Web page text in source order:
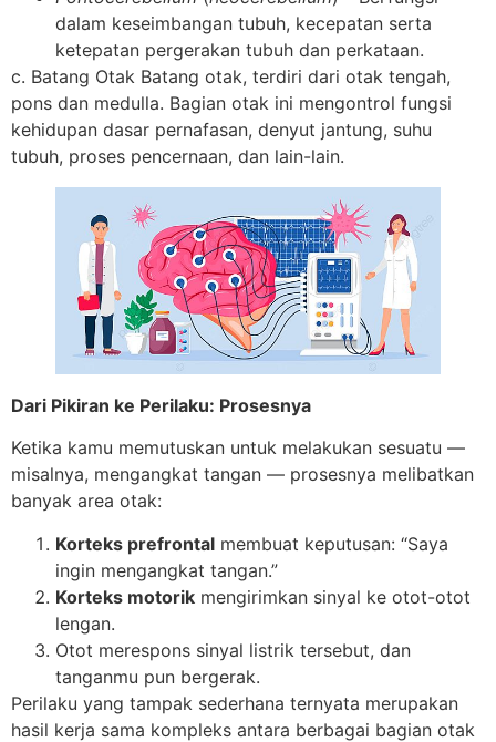
dalam keseimbangan tubuh, kecepatan serta
ketepatan pergerakan tubuh dan perkataan.
c. Batang Otak Batang otak, terdiri dari otak tengah,
pons dan medulla. Bagian otak ini mengontrol fungsi
kehidupan dasar pernafasan, denyut jantung, suhu
tubuh, proses pencernaan, dan lain-lain.
Dari Pikiran ke Perilaku: Prosesnya
Ketika kamu memutuskan untuk melakukan sesuatu —
misalnya, mengangkat tangan — prosesnya melibatkan
banyak area otak:
Korteks prefrontal membuat keputusan: “Saya
ingin mengangkat tangan.”
Korteks motorik mengirimkan sinyal ke otot-otot
lengan.
Otot merespons sinyal listrik tersebut, dan
tanganmu pun bergerak.
Perilaku yang tampak sederhana ternyata merupakan
hasil kerja sama kompleks antara berbagai bagian otak